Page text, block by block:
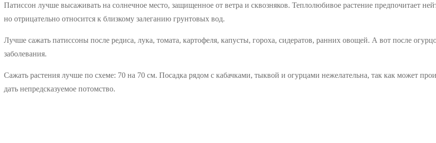
Патиссон лучше высаживать на солнечное место, защищенное от ветра и сквозняков. Теплолюбивое растение предпочитает
но отрицательно относится к близкому залеганию грунтовых вод.
Лучше сажать патиссоны после редиса, лука, томата, картофеля, капусты, гороха, сидератов, ранних овощей. А вот после
заболевания.
Сажать растения лучше по схеме: 70 на 70 см. Посадка рядом с кабачками, тыквой и огурцами нежелательна, так как может
дать непредсказуемое потомство.